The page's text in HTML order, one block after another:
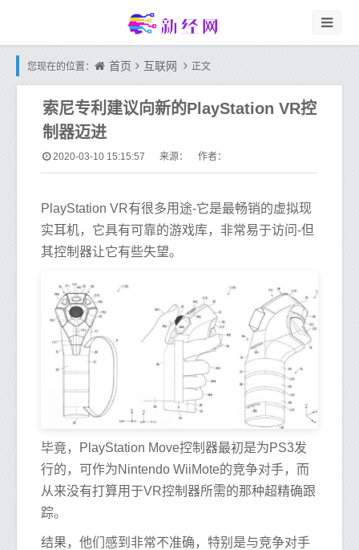
您现在的位置： 首页 互联网 正文
索尼专利建议向新的PlayStation VR控
制器迈进
2020-03-10 15:15:57 来源： 作者：
PlayStation VR有很多用途-它是最畅销的虚拟现
实耳机，它具有可靠的游戏库，非常易于访问-但
其控制器让它有些失望。
毕竟，PlayStation Move控制器最初是为PS3发
行的，可作为Nintendo WiiMote的竞争对手，而
从来没有打算用于VR控制器所需的那种超精确跟
踪。
结果，他们感到非常不准确，特别是与竞争对手